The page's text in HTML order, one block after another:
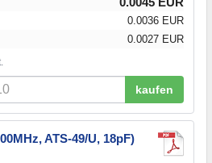
0.0036 EUR
0.0027 EUR
kaufen
ATS-49/U, 18pF)